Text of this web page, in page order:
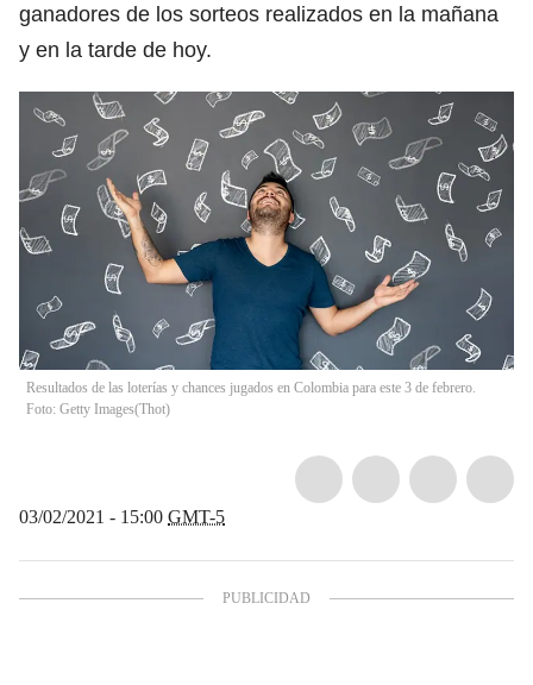
ganadores de los sorteos realizados en la mañana
y en la tarde de hoy.
Resultados de las loterías y chances jugados en Colombia para este 3 de febrero.
Foto: Getty Images(Thot)
03/02/2021 - 15:00 GMT-5